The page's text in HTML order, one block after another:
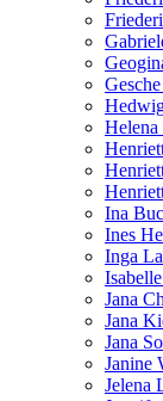
Helena
Ina
Ines
Inga
Jana
Jana
Jana
Janine
Jelena